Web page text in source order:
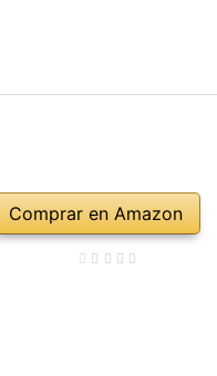
Comprar en Amazon